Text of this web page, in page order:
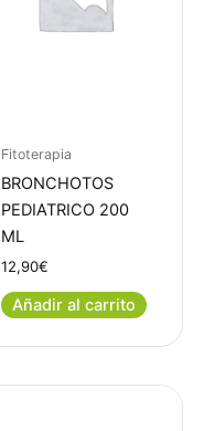
Fitoterapia
BRONCHOTOS
PEDIATRICO 200
ML
12,90€
Añadir al carrito